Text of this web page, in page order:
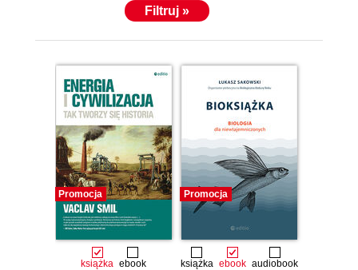
Helion,
Ebookpoint,
Onepress,
Videopoint,
Sensus, Dla
Bystrzaków,
Bezdroża, BeYa,
Czytalisek.
Wydawnictwo
Filtruj »
Promocja
książka ebook
Promocja
książka ebook audiobook